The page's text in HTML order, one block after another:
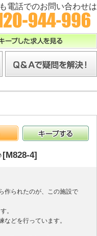
電話でのお問い合わせは
を見る
4]
作られたのが、この施設で
。
どを行っています。